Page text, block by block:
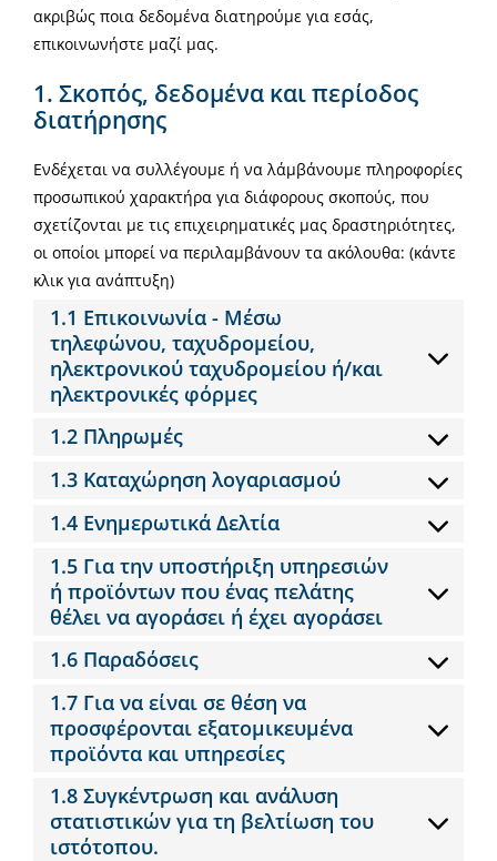
ακριβώς ποια δεδομένα διατηρούμε για εσάς,
επικοινωνήστε μαζί μας.
1. Σκοπός, δεδομένα και περίοδος
διατήρησης
Ενδέχεται να συλλέγουμε ή να λάμβάνουμε πληροφορίες
προσωπικού χαρακτήρα για διάφορους σκοπούς, που
σχετίζονται με τις επιχειρηματικές μας δραστηριότητες,
οι οποίοι μπορεί να περιλαμβάνουν τα ακόλουθα: (κάντε
κλικ για ανάπτυξη)
1.1 Επικοινωνία - Μέσω
τηλεφώνου, ταχυδρομείου,
ηλεκτρονικού ταχυδρομείου ή/και
ηλεκτρονικές φόρμες
1.2 Πληρωμές
1.3 Καταχώρηση λογαριασμού
1.4 Ενημερωτικά Δελτία
1.5 Για την υποστήριξη υπηρεσιών
ή προϊόντων που ένας πελάτης
θέλει να αγοράσει ή έχει αγοράσει
1.6 Παραδόσεις
1.7 Για να είναι σε θέση να
προσφέρονται εξατομικευμένα
προϊόντα και υπηρεσίες
1.8 Συγκέντρωση και ανάλυση
στατιστικών για τη βελτίωση του
ιστότοπου.